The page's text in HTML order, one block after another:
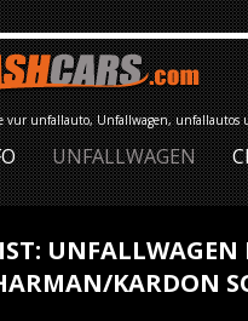
vur unfallauto, Unfallwagen,
UNFALLWAGEN
KARDON